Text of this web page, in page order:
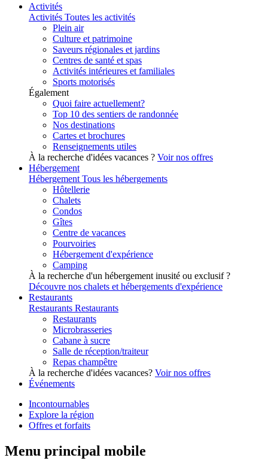
Activités
Activités Toutes les activités
Plein air
Culture et patrimoine
Saveurs régionales et jardins
Centres de santé et spas
Activités intérieures et familiales
Sports motorisés
Également
Quoi faire actuellement?
Top 10 des sentiers de randonnée
Nos destinations
Cartes et brochures
Renseignements utiles
À la recherche d'idées vacances ? Voir nos offres
Hébergement
Hébergement Tous les hébergements
Hôtellerie
Chalets
Condos
Gîtes
Centre de vacances
Pourvoiries
Hébergement d'expérience
Camping
À la recherche d'un hébergement inusité ou exclusif ?
Découvre nos chalets et hébergements d'expérience
Restaurants
Restaurants Restaurants
Restaurants
Microbrasseries
Cabane à sucre
Salle de réception/traiteur
Repas champêtre
À la recherche d'idées vacances? Voir nos offres
Événements
Incontournables
Explore la région
Offres et forfaits
Menu principal mobile